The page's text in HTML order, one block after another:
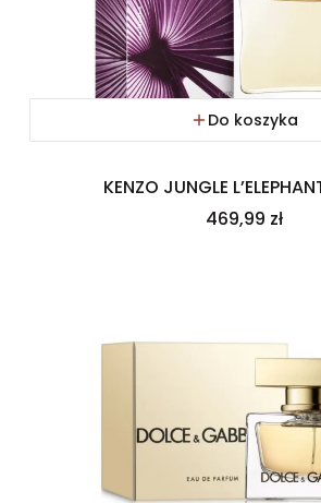
Do koszyka
KENZO JUNGLE
Cena
469,99 zł